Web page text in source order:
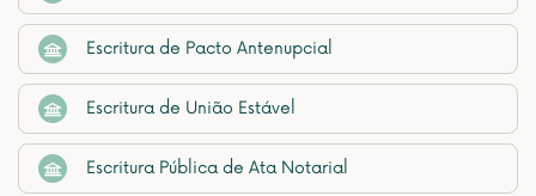
Escritura de Pacto Antenupcial
Escritura de União Estável
Escritura Pública de Ata Notarial